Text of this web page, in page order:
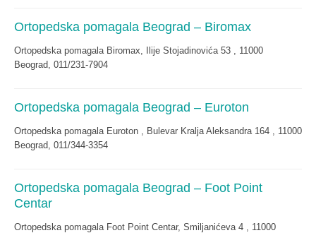
Ortopedska pomagala Beograd – Biromax
Ortopedska pomagala Biromax, Ilije Stojadinovića 53 , 11000
Beograd, 011/231-7904
Ortopedska pomagala Beograd – Euroton
Ortopedska pomagala Euroton , Bulevar Kralja Aleksandra 164 , 11000
Beograd, 011/344-3354
Ortopedska pomagala Beograd – Foot Point
Centar
Ortopedska pomagala Foot Point Centar, Smiljanićeva 4 , 11000